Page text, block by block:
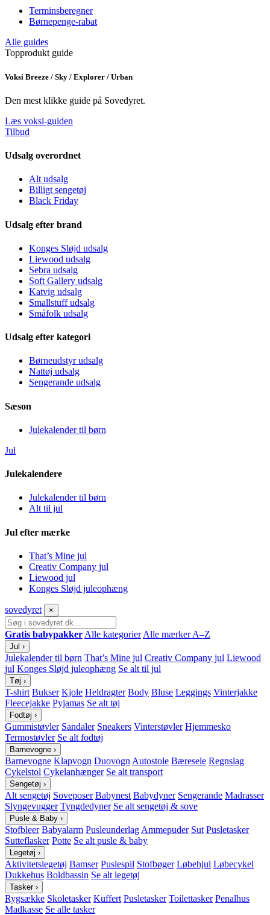
Terminsberegner
Børnepenge-rabat
Alle guides
Topprodukt guide
Voksi Breeze / Sky / Explorer / Urban
Den mest klikke guide på Sovedyret.
Læs voksi-guiden
Tilbud
Udsalg overordnet
Alt udsalg
Billigt sengetøj
Black Friday
Udsalg efter brand
Konges Sløjd udsalg
Liewood udsalg
Sebra udsalg
Soft Gallery udsalg
Katvig udsalg
Smallstuff udsalg
Småfolk udsalg
Udsalg efter kategori
Børneudstyr udsalg
Nattøj udsalg
Sengerande udsalg
Sæson
Julekalender til børn
Jul
Julekalendere
Julekalender til børn
Alt til jul
Jul efter mærke
That’s Mine jul
Creativ Company jul
Liewood jul
Konges Sløjd juleophæng
sovedyret ×
Gratis babypakker Alle kategorier Alle mærker A–Z
Jul ›
Julekalender til børn That’s Mine jul Creativ Company jul Liewood
jul Konges Sløjd juleophæng Se alt til jul
Tøj ›
T-shirt Bukser Kjole Heldragter Body Bluse Leggings Vinterjakke
Fleecejakke Pyjamas Se alt tøj
Fodtøj ›
Gummistøvler Sandaler Sneakers Vinterstøvler Hjemmesko
Termostøvler Se alt fodtøj
Barnevogne ›
Barnevogne Klapvogn Duovogn Autostole Bæresele Regnslag
Cykelstol Cykelanhænger Se alt transport
Sengetøj ›
Alt sengetøj Soveposer Babynest Babydyner Sengerande Madrasser
Slyngevugger Tyngdedyner Se alt sengetøj & sove
Pusle & Baby ›
Stofbleer Babyalarm Pusleunderlag Ammepuder Sut Pusletasker
Sutteflasker Potte Se alt pusle & baby
Legetøj ›
Aktivitetslegetøj Bamser Puslespil Stofbøger Løbehjul Løbecykel
Dukkehus Boldbassin Se alt legetøj
Tasker ›
Rygsække Skoletasker Kuffert Pusletasker Toilettasker Penalhus
Madkasse Se alle tasker